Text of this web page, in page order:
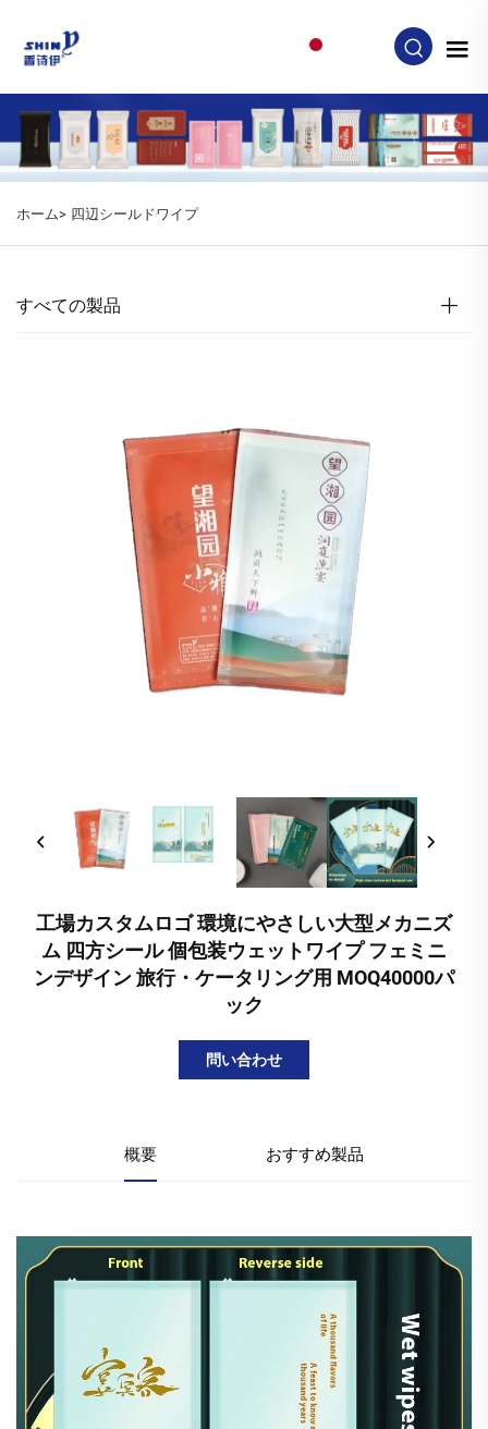
ホーム> 四辺シールドワイプ
すべての製品
工場カスタムロゴ 環境にやさしい大型メカニズ
ム 四方シール 個包装ウェットワイプ フェミニ
ンデザイン 旅行・ケータリング用 MOQ40000パ
ック
問い合わせ
概要 おすすめ製品